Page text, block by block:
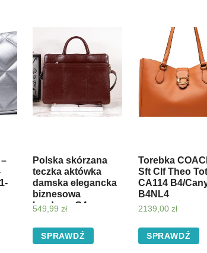
Polska skórzana
teczka aktówka
damska elegancka
biznesowa
bordowa G4 –
549,99 zł
SPRAWDŹ
Torebka
Sft Clf Theo Tot
CA114 B4/
B4NL4
2139,00 zł
SPRAWDŹ